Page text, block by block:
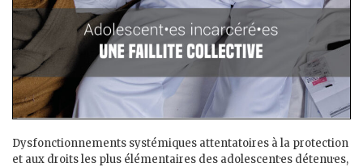
Dysfonctionnements systémiques attentatoires à la protection
et aux droits les plus élémentaires des adolescent·es détenu·es,